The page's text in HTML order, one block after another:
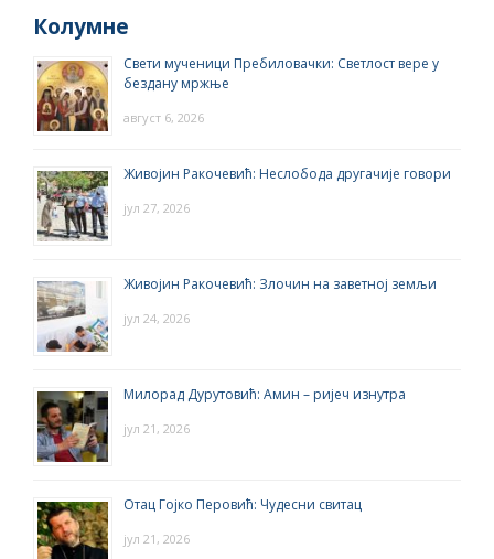
Колумне
Свети мученици Пребиловачки: Светлост вере у
бездану мржње
август 6, 2026
Живојин Ракочевић: Неслобода другачије говори
јул 27, 2026
Живојин Ракочевић: Злочин на заветној земљи
јул 24, 2026
Милорад Дурутовић: Амин – ријеч изнутра
јул 21, 2026
Отац Гојко Перовић: Чудесни свитац
јул 21, 2026